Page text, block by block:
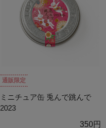
通販限定
ミニチュア缶 兎んで跳んで
2023
350円